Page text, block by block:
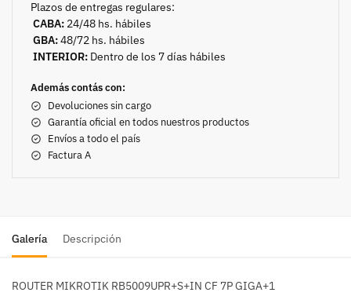
Plazos de entregas regulares:
CABA: 24/48 hs. hábiles
GBA:48/72 hs. hábiles
INTERIOR:Dentro de los 7 días hábiles
Además contás con:
Devoluciones sin cargo
Garantía oficial en todos nuestros productos
Envíos a todo el país
Factura A
Galería Descripción
ROUTER MIKROTIK RB5009UPR+S+IN CF 7P GIGA+1